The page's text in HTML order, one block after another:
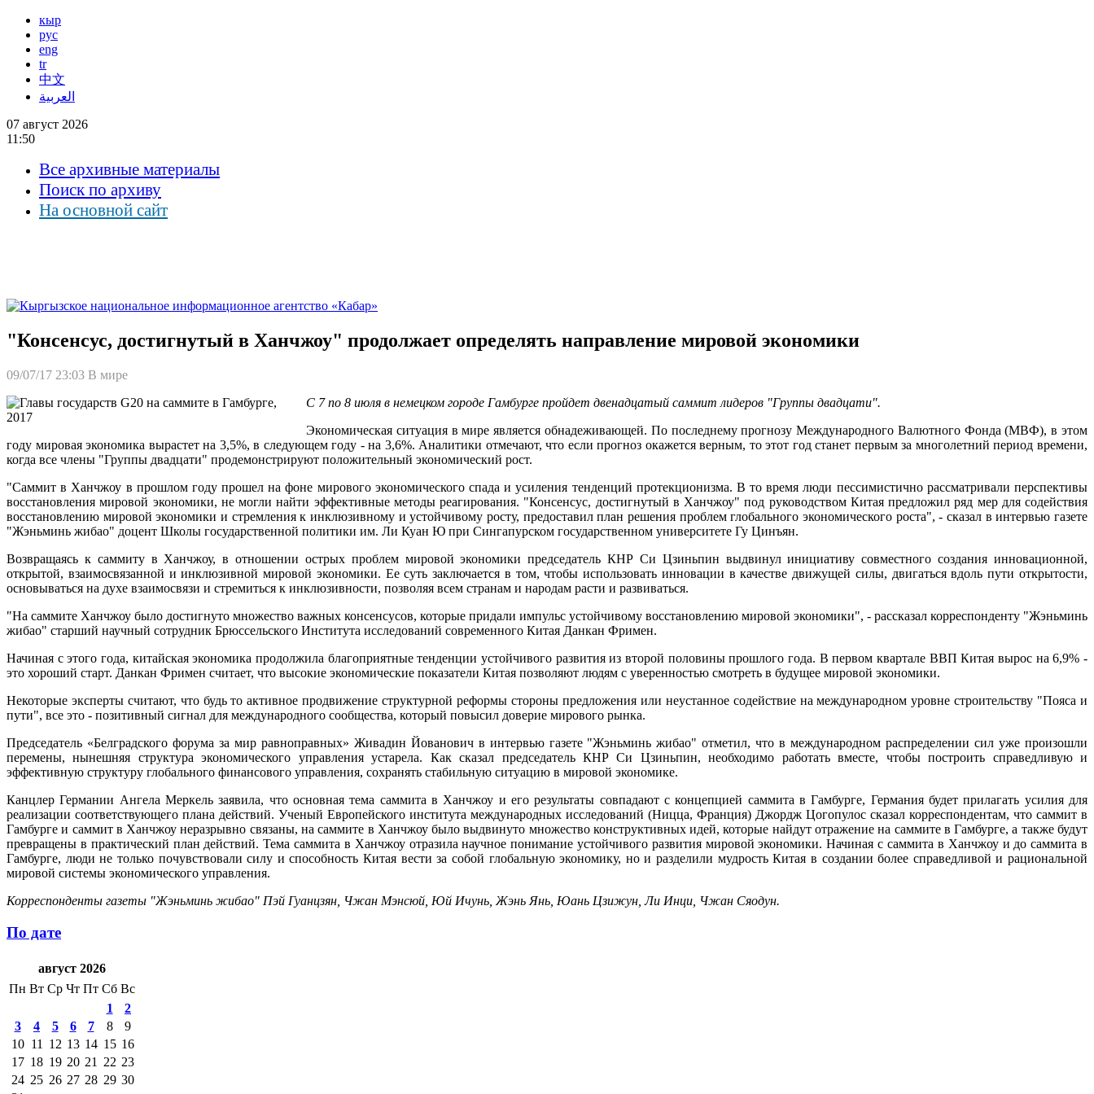
кыр
рус
eng
tr
中文
العربية
07 август 2026
11:50
Все архивные материалы
Поиск по архиву
На основной сайт
"Консенсус, достигнутый в Ханчжоу" продолжает определять направление мировой экономики
09/07/17 23:03 В мире
С 7 по 8 июля в немецком городе Гамбурге пройдет двенадцатый саммит лидеров "Группы двадцати".
Экономическая ситуация в мире является обнадеживающей. По последнему прогнозу Международного Валютного Фонда (МВФ), в этом
году мировая экономика вырастет на 3,5%, в следующем году - на 3,6%. Аналитики отмечают, что если прогноз окажется верным, то этот год станет первым за многолетний период времени,
когда все члены "Группы двадцати" продемонстрируют положительный экономический рост.
"Саммит в Ханчжоу в прошлом году прошел на фоне мирового экономического спада и усиления тенденций протекционизма. В то время люди пессимистично рассматривали перспективы
восстановления мировой экономики, не могли найти эффективные методы реагирования. "Консенсус, достигнутый в Ханчжоу" под руководством Китая предложил ряд мер для содействия
восстановлению мировой экономики и стремления к инклюзивному и устойчивому росту, предоставил план решения проблем глобального экономического роста", - сказал в интервью газете
"Жэньминь жибао" доцент Школы государственной политики им. Ли Куан Ю при Сингапурском государственном университете Гу Цинъян.
Возвращаясь к саммиту в Ханчжоу, в отношении острых проблем мировой экономики председатель КНР Си Цзиньпин выдвинул инициативу совместного создания инновационной,
открытой, взаимосвязанной и инклюзивной мировой экономики. Ее суть заключается в том, чтобы использовать инновации в качестве движущей силы, двигаться вдоль пути открытости,
основываться на духе взаимосвязи и стремиться к инклюзивности, позволяя всем странам и народам расти и развиваться.
"На саммите Ханчжоу было достигнуто множество важных консенсусов, которые придали импульс устойчивому восстановлению мировой экономики", - рассказал корреспонденту "Жэньминь
жибао" старший научный сотрудник Брюссельского Института исследований современного Китая Данкан Фримен.
Начиная с этого года, китайская экономика продолжила благоприятные тенденции устойчивого развития из второй половины прошлого года. В первом квартале ВВП Китая вырос на 6,9% -
это хороший старт. Данкан Фримен считает, что высокие экономические показатели Китая позволяют людям с уверенностью смотреть в будущее мировой экономики.
Некоторые эксперты считают, что будь то активное продвижение структурной реформы стороны предложения или неустанное содействие на международном уровне строительству "Пояса и
пути", все это - позитивный сигнал для международного сообщества, который повысил доверие мирового рынка.
Председатель «Белградского форума за мир равноправных» Живадин Йованович в интервью газете "Жэньминь жибао" отметил, что в международном распределении сил уже произошли
перемены, нынешняя структура экономического управления устарела. Как сказал председатель КНР Си Цзиньпин, необходимо работать вместе, чтобы построить справедливую и
эффективную структуру глобального финансового управления, сохранять стабильную ситуацию в мировой экономике.
Канцлер Германии Ангела Меркель заявила, что основная тема саммита в Ханчжоу и его результаты совпадают с концепцией саммита в Гамбурге, Германия будет прилагать усилия для
реализации соответствующего плана действий. Ученый Европейского института международных исследований (Ницца, Франция) Джордж Цогопулос сказал корреспондентам, что саммит в
Гамбурге и саммит в Ханчжоу неразрывно связаны, на саммите в Ханчжоу было выдвинуто множество конструктивных идей, которые найдут отражение на саммите в Гамбурге, а также будут
превращены в практический план действий. Тема саммита в Ханчжоу отразила научное понимание устойчивого развития мировой экономики. Начиная с саммита в Ханчжоу и до саммита в
Гамбурге, люди не только почувствовали силу и способность Китая вести за собой глобальную экономику, но и разделили мудрость Китая в создании более справедливой и рациональной
мировой системы экономического управления.
Корреспонденты газеты "Жэньминь жибао" Пэй Гуанцзян, Чжан Мэнсюй, Юй Ичунь, Жэнь Янь, Юань Цзижун, Ли Инци, Чжан Сяодун.
По дате
август 2026
Пн Вт Ср Чт Пт Сб Вс
1
2
3
4 5 6 7 8
9
10 11 12 13 14 15 16
17 18 19 20 21 22 23
24 25 26 27 28 29 30